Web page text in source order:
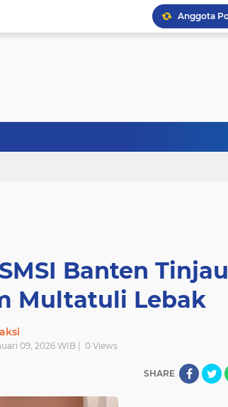
Banten Tinjau
Multatuli Lebak
09, 2026 WIB | 0 Views
SHARE